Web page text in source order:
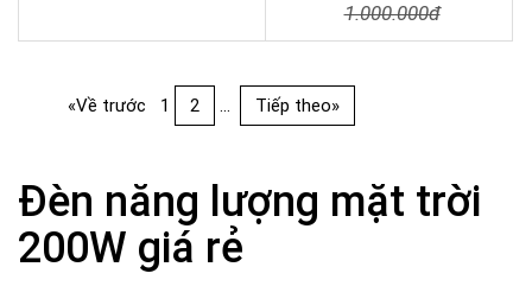
1.000.000đ
«Về trước 1 2 ... Tiếp theo»
Đèn năng lượng mặt trời
200W giá rẻ